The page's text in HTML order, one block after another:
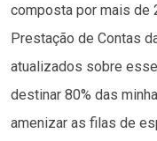
composta por mais de
Prestação de Contas
atualizados sobre
destinar 80% das
amenizar as filas de